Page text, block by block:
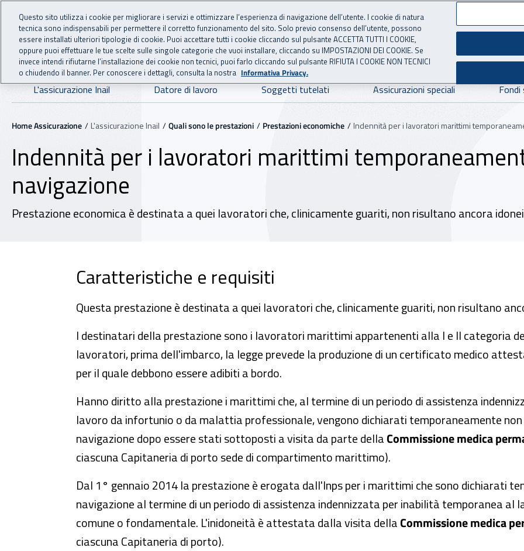
Vai al menu principale
Vai al contenuto principale
INAIL - Istituto Nazionale per l'Assicurazione
ASSICURAZIONE
Navigazione principale
L'assicurazione Inail Datore di lavoro Soggetti tutelati Assicurazioni speciali Fondi
Navigazione - Ti trovi in:
Home Assicurazione L'assicurazione Inail Quali sono le prestazioni Prestazioni economiche Indennità per i lavoratori marittimi
Indennità per i lavoratori marittimi
navigazione
Prestazione economica è destinata a quei lavoratori che, clinicamente guariti, non risultano ancora
Caratteristiche e requisiti
Questa prestazione è destinata a quei lavoratori che, clinicamente guariti, non risultano
I destinatari della prestazione sono i lavoratori marittimi appartenenti alla I e II categoria
lavoratori, prima dell'imbarco, la legge prevede la produzione di un certificato medico
per il quale debbono essere adibiti a bordo.
Hanno diritto alla prestazione i marittimi che, al termine di un periodo di assistenza
lavoro da infortunio o da malattia professionale, vengono dichiarati temporaneamente
navigazione dopo essere stati sottoposti a visita da parte dellaCommissione medica
ciascuna Capitaneria di porto sede di compartimento marittimo).
Dal 1° gennaio 2014 la prestazione è erogata dall'Inps per i marittimi che sono dichiarati
navigazione al termine di un periodo di assistenza indennizzata per inabilità temporanea
comune o fondamentale. L'inidoneità è attestata dalla visita dellaCommissione medica
ciascuna Capitaneria di porto).
Questo sito utilizza i cookie per migliorare i servizi e ottimizzare l’esperienza di navigazione dell’utente. I cookie di natura
tecnica sono indispensabili per permettere il corretto funzionamento del sito. Solo previo consenso dell’utente, possono
essere installati ulteriori tipologie di cookie. Puoi accettare tutti i cookie cliccando sul pulsante ACCETTA TUTTI I COOKIE,
oppure puoi effettuare le tue scelte sulle singole categorie che vuoi installare, cliccando su IMPOSTAZIONI DEI COOKIE. Se
invece intendi rifiutarne l’installazione dei cookie non tecnici, puoi farlo cliccando sul pulsante RIFIUTA I COOKIE NON TECNICI
o chiudendo il banner. Per conoscere i dettagli, consulta la nostra Informativa Privacy.